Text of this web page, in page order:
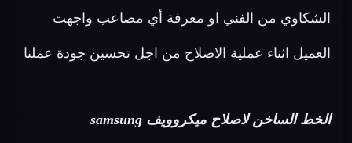
الشكاوي من الفني او معرفة أي مصاعب واجهت
العميل اثناء عملية الاصلاح من اجل تحسين جودة عملنا
الخط الساخن لاصلاح ميكروويف samsung